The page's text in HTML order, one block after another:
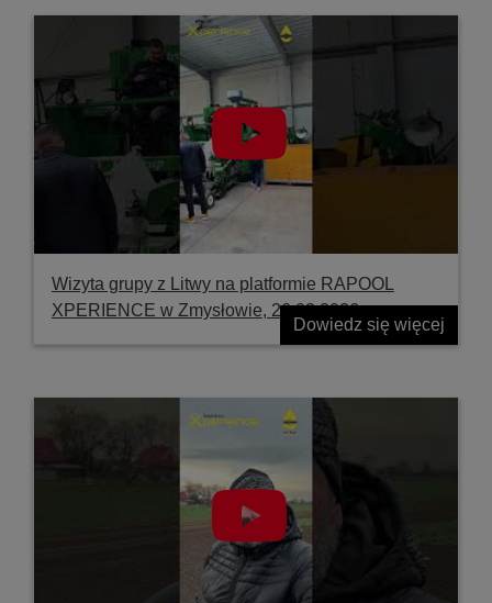
Wizyta grupy z Litwy na platformie RAPOOL
XPERIENCE w Zmysłowie, 26.03.2026
Dowiedz się więcej